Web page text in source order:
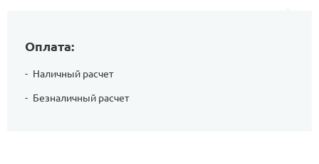
Оплата:
Наличный расчет
Безналичный расчет